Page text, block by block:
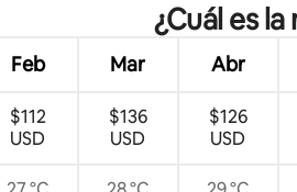
¿Cuál es
Feb Mar Abr
$112
USD
$136
USD
$126
USD